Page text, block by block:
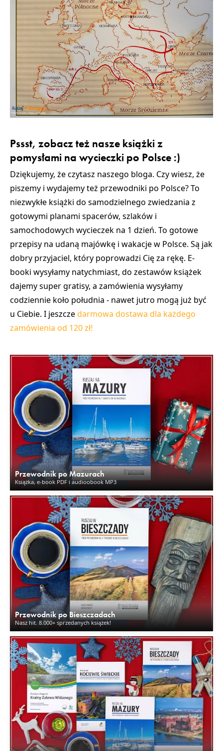
Pssst, zobacz też nasze książki z
pomysłami na wycieczki po Polsce :)
Dziękujemy, że czytasz naszego bloga. Czy wiesz, że
piszemy i wydajemy też przewodniki po Polsce? To
niezwykłe książki do samodzielnego zwiedzania z
gotowymi planami spacerów, szlaków i
samochodowych wycieczek na 1 dzień. To gotowe
przepisy na udaną majówkę i wakacje w Polsce. Są jak
dobry przyjaciel, który poprowadzi Cię za rękę. E-
booki wysyłamy natychmiast, do zestawów książek
dajemy super gratisy, a zamówienia wysyłamy
codziennie koło południa - nawet jutro mogą już być
u Ciebie. I jeszczedarmowa dostawa dla każdego
zamówienia od 120 zł!
Przewodnik po Mazurach
Książka, e-book PDF i audioobook MP3
Przewodnik po Bieszczadach
Nasz hit. 8.000+ sprzedanych książek!